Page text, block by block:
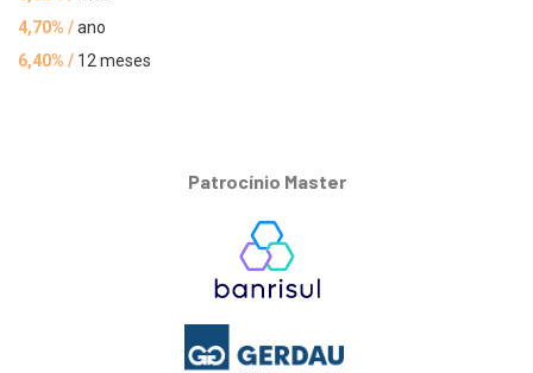
4,70% /ano
6,40% / 12 meses
Patrocínio Master